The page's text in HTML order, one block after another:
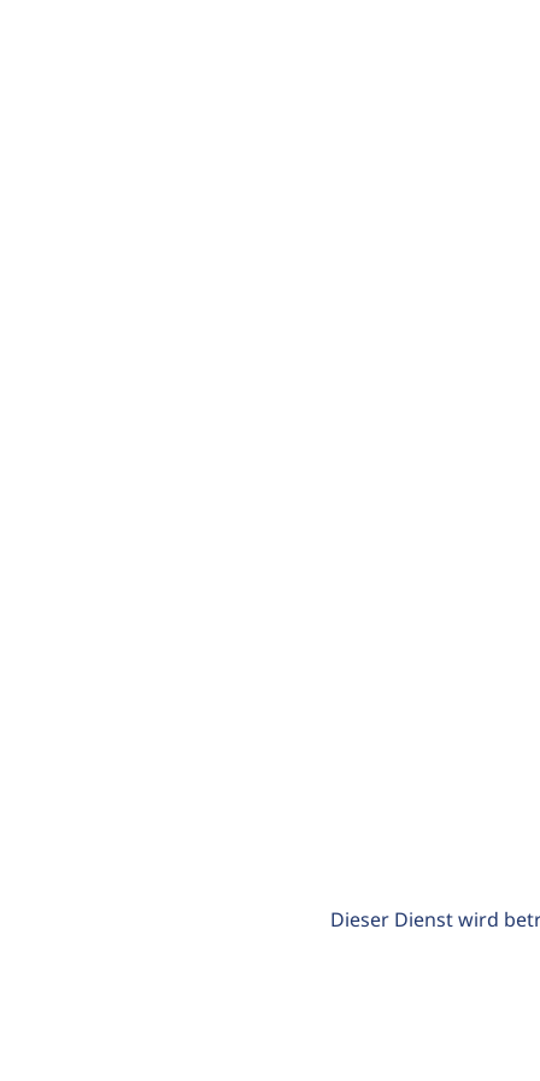
Dieser Dienst wird